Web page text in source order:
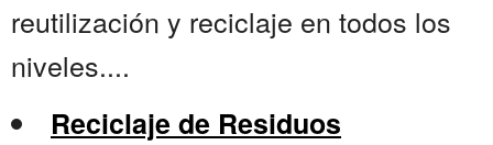
reutilización y reciclaje en todos los
niveles....
Reciclaje de Residuos